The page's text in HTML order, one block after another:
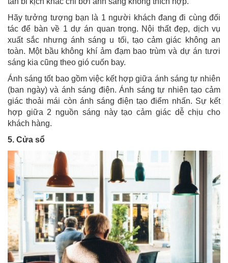
Hãy tưởng tượng bạn là 1 người khách đang đi cùng đối
tác để bàn về 1 dự án quan trọng. Nội thất đẹp, dịch vụ
xuất sắc nhưng ánh sáng u tối, tạo cảm giác không an
toàn. Một bầu không khí ảm đạm bao trùm và dự án tươi
sáng kia cũng theo gió cuốn bay.
Ánh sáng tốt bao gồm việc kết hợp giữa ánh sáng tự nhiên
(ban ngày) và ánh sáng điện. Ánh sáng tự nhiên tạo cảm
giác thoải mái còn ánh sáng điện tạo điểm nhấn. Sự kết
hợp giữa 2 nguồn sáng này tạo cảm giác dễ chịu cho
khách hàng.
5. Cửa sổ